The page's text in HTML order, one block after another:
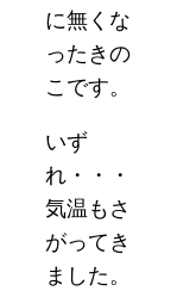
に無くな
ったきの
こです。
いず
れ・・・
気温もさ
がってき
ました。